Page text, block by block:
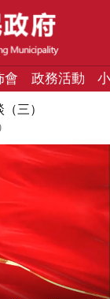
會 政務活動
三）